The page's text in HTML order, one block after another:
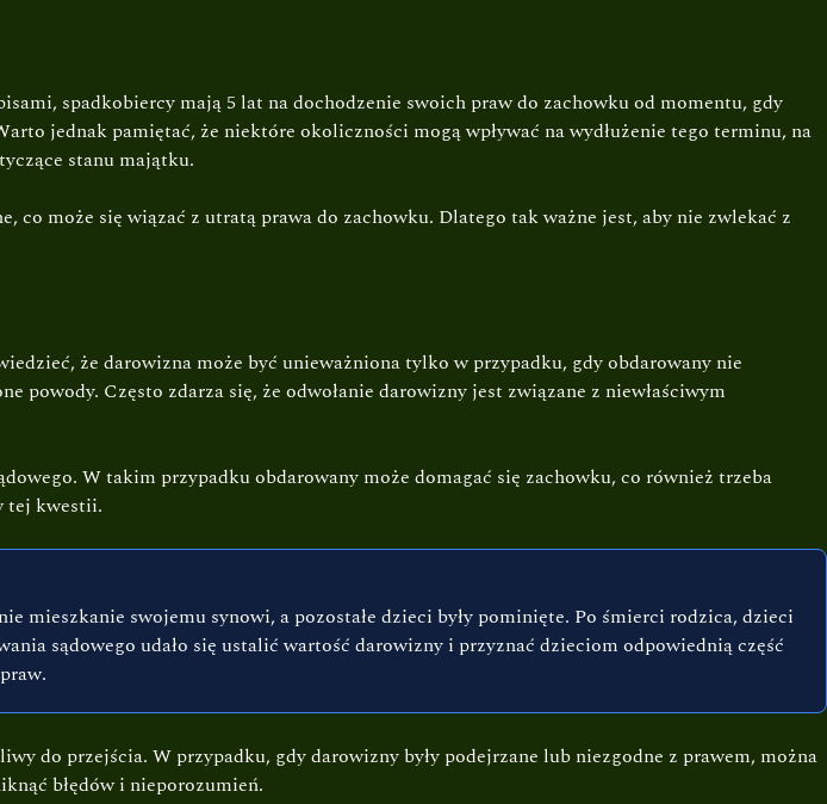
spadkobiercy mają 5 lat na dochodzenie swoich praw do zachowku od momentu, gdy
jednak pamiętać, że niektóre okoliczności mogą wpływać na wydłużenie tego terminu, na
stanu majątku.
co może się wiązać z utratą prawa do zachowku. Dlatego tak ważne jest, aby nie zwlekać z
że darowizna może być unieważniona tylko w przypadku, gdy obdarowany nie
powody. Często zdarza się, że odwołanie darowizny jest związane z niewłaściwym
W takim przypadku obdarowany może domagać się zachowku, co również trzeba
tej kwestii.
mieszkanie swojemu synowi, a pozostałe dzieci były pominięte. Po śmierci rodzica, dzieci
sądowego udało się ustalić wartość darowizny i przyznać dzieciom odpowiednią część
do przejścia. W przypadku, gdy darowizny były podejrzane lub niezgodne z prawem, można
błędów i nieporozumień.